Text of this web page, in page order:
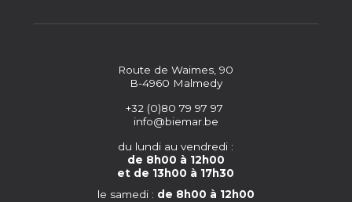
Route de Waimes, 90
B-4960 Malmedy
+32 (0)80 79 97 97
info@biemar.be
du lundi au vendredi :
de 8h00 à 12h00
et de 13h00 à 17h30
le samedi : de 8h00 à 12h00